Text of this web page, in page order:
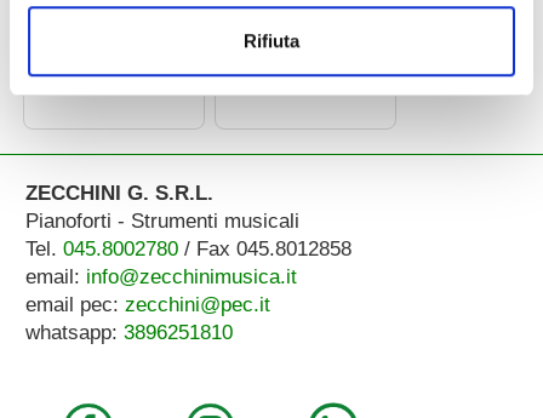
Rifiuta
sgabello T750A
sgabello t775
ZECCHINI G. S.R.L.
Pianoforti - Strumenti musicali
Tel. 045.8002780/ Fax 045.8012858
email: info@zecchinimusica.it
email pec: zecchini@pec.it
whatsapp: 3896251810